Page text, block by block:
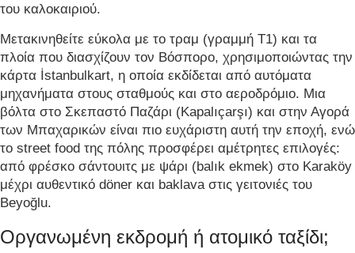
του καλοκαιριού.
Μετακινηθείτε εύκολα με το τραμ (γραμμή T1) και τα
πλοία που διασχίζουν τον Βόσπορο, χρησιμοποιώντας την
κάρτα İstanbulkart, η οποία εκδίδεται από αυτόματα
μηχανήματα στους σταθμούς και στο αεροδρόμιο. Μια
βόλτα στο Σκεπαστό Παζάρι (Kapalıçarşı) και στην Αγορά
των Μπαχαρικών είναι πιο ευχάριστη αυτή την εποχή, ενώ
το street food της πόλης προσφέρει αμέτρητες επιλογές:
από φρέσκο σάντουιτς με ψάρι (balık ekmek) στο Karaköy
μέχρι αυθεντικό döner και baklava στις γειτονιές του
Beyoğlu.
Οργανωμένη εκδρομή ή ατομικό ταξίδι;